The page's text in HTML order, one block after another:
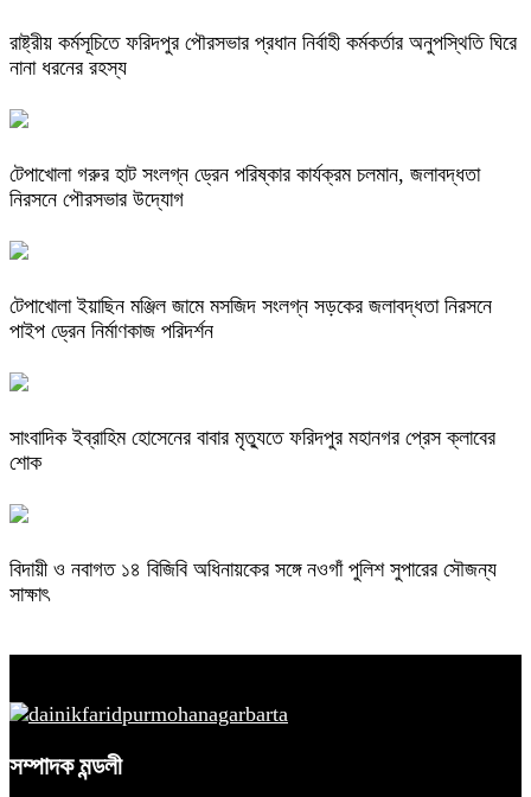
রাষ্ট্রীয় কর্মসূচিতে ফরিদপুর পৌরসভার প্রধান নির্বাহী কর্মকর্তার অনুপস্থিতি ঘিরে
নানা ধরনের রহস্য
টেপাখোলা গরুর হাট সংলগ্ন ড্রেন পরিষ্কার কার্যক্রম চলমান, জলাবদ্ধতা
নিরসনে পৌরসভার উদ্যোগ
টেপাখোলা ইয়াছিন মঞ্জিল জামে মসজিদ সংলগ্ন সড়কের জলাবদ্ধতা নিরসনে
পাইপ ড্রেন নির্মাণকাজ পরিদর্শন
সাংবাদিক ইব্রাহিম হোসেনের বাবার মৃত্যুতে ফরিদপুর মহানগর প্রেস ক্লাবের
শোক
বিদায়ী ও নবাগত ১৪ বিজিবি অধিনায়কের সঙ্গে নওগাঁ পুলিশ সুপারের সৌজন্য
সাক্ষাৎ
সম্পাদক মন্ডলী